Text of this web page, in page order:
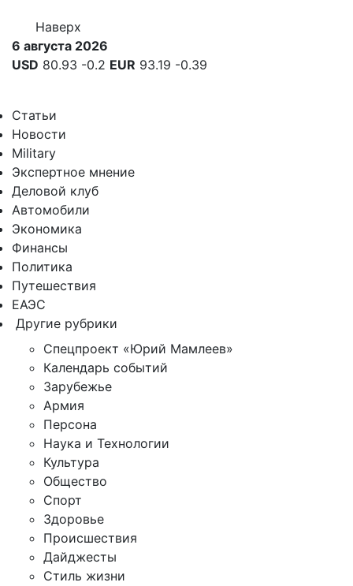
Наверх
6 августа 2026
USD 80.93 -0.2 EUR 93.19 -0.39
Статьи
Новости
Military
Экспертное мнение
Деловой клуб
Автомобили
Экономика
Финансы
Политика
Путешествия
ЕАЭС
Другие рубрики
Спецпроект «Юрий Мамлеев»
Календарь событий
Зарубежье
Армия
Персона
Наука и Технологии
Культура
Общество
Спорт
Здоровье
Происшествия
Дайджесты
Стиль жизни